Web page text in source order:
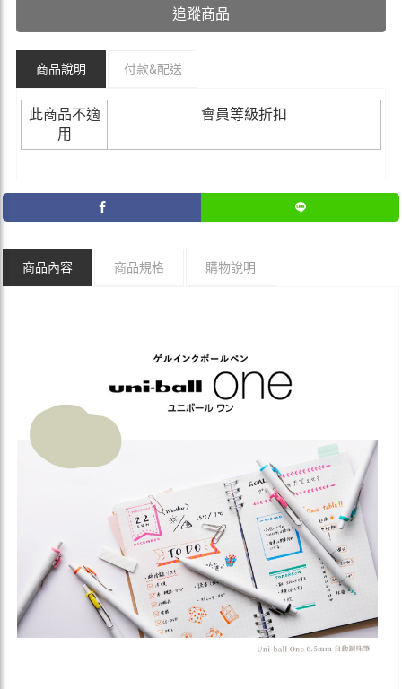
追蹤商品
商品說明 付款&配送
此商品不適
用
會員等級折扣
商品內容 商品規格 購物說明